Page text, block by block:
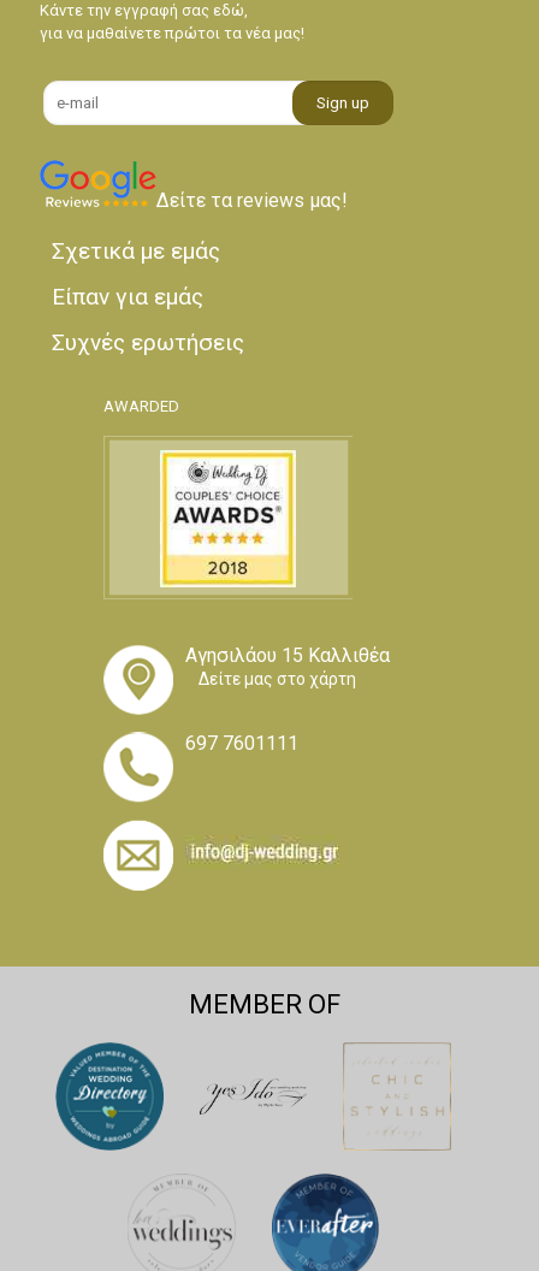
Κάντε την εγγραφή σας εδώ,
για να μαθαίνετε πρώτοι τα νέα μας!
Δείτε τα reviews μας!
Σχετικά με εμάς
Είπαν για εμάς
Συχνές ερωτήσεις
AWARDED
Αγησιλάου 15 Καλλιθέα
Δείτε μας στο χάρτη
697 7601111
MEMBER OF